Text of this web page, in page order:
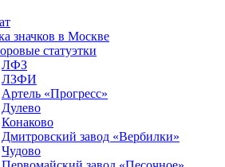
значков в Москве
статуэтки
ЛФЗ
ЛЗФИ
Артель «Прогресс»
Дулево
Конаково
Дмитровский завод «Вербилки»
Чудово